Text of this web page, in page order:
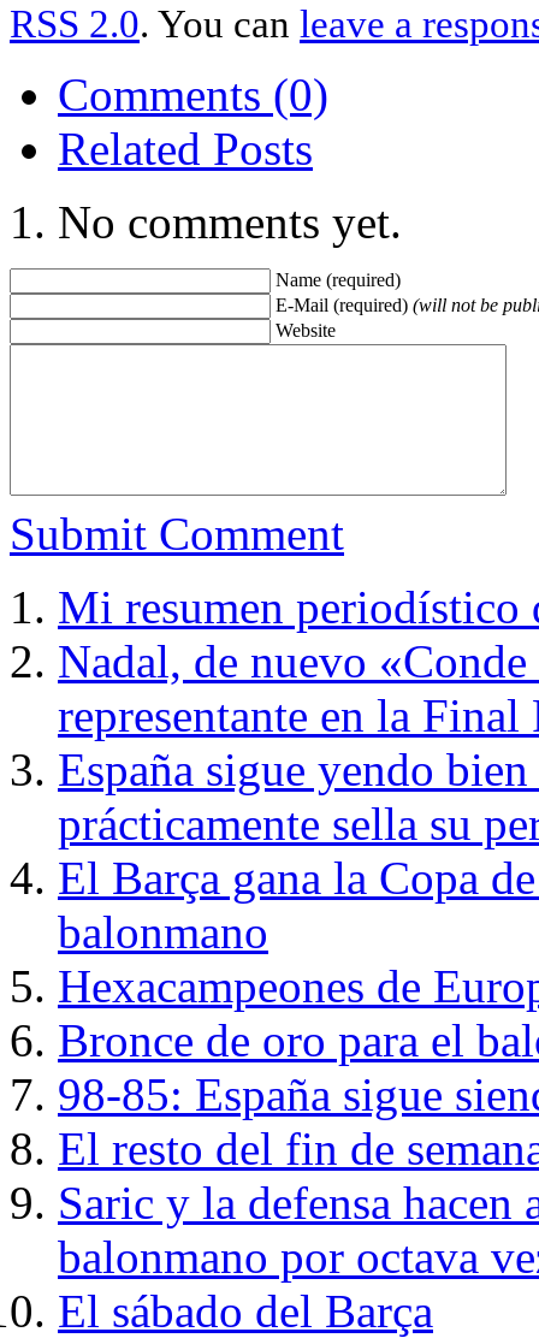
RSS 2.0. You can leave a
Comments (0)
Related Posts
No comments yet.
Name (required)
E-Mail (required) (will not be
Website
Submit Comment
Mi resumen
Nadal, de nuevo
representante en la
España sigue yendo
prácticamente sella su
El Barça gana la Copa
balonmano
Hexacampeones de
Bronce de oro para el
98-85: España sigue
El resto del fin de
Saric y la defensa hacen
balonmano por octava
El sábado del Barça